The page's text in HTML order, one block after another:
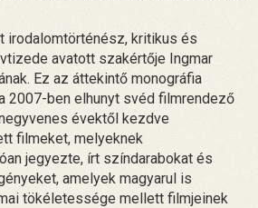
irodalomtörténész, kritikus és
avatott szakértője Ingmar
Ez az áttekintő monográfia
2007-ben elhunyt svéd filmrendező
évektől kezdve
filmeket, melyeknek
jegyezte, írt színdarabokat és
amelyek magyarul is
tökéletessége mellett filmjeinek